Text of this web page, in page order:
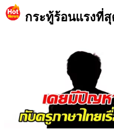
กระทู้ร้อนแรงที่